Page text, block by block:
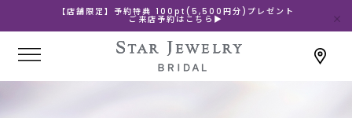
【店舗限定】予約特典 100pt(5,500円分)プレゼント
ご来店予約はこちら▶